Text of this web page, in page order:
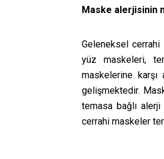
Maske alerjisinin
Geleneksel
yüz maskeleri,
maskelerine karşı
gelişmektedir.
temasa bağlı
cerrahi maskeler